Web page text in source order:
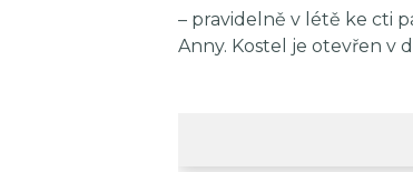
– pravidelně v létě ke cti
Anny. Kostel je otevřen v